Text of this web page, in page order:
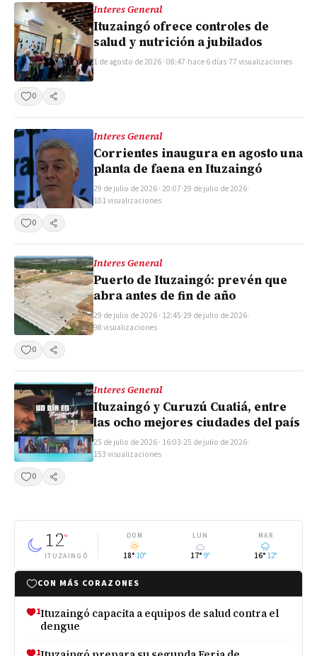
Interes General
Ituzaingó ofrece controles de
salud y nutrición a jubilados
1 de agosto de 2026 · 08:47·hace 6 días·77 visualizaciones
0 Compartir
Interes General
Corrientes inaugura en agosto una
planta de faena en Ituzaingó
29 de julio de 2026 · 20:07·29 de julio de 2026·
101 visualizaciones
0
Compartir
Interes General
Puerto de Ituzaingó: prevén que
abra antes de fin de año
29 de julio de 2026 · 12:45·29 de julio de 2026·
98 visualizaciones
0
Compartir
Interes General
Ituzaingó y Curuzú Cuatiá, entre
las ocho mejores ciudades del país
25 de julio de 2026 · 16:03·25 de julio de 2026·
153 visualizaciones
0
Compartir
12°
ITUZAINGÓ
DOM
18° 10°
LUN
17° 9°
MAR
16° 12°
CON MÁS CORAZONES
1Ituzaingó capacita a equipos de salud contra el
dengue
1